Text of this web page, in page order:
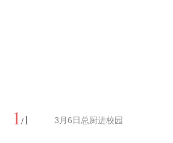
1/1 3月6日总厨进校园